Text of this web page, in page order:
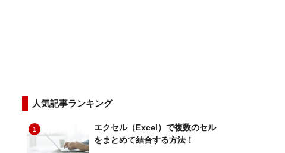
人気記事ランキング
1
エクセル（Excel）で複数のセル
をまとめて結合する方法！